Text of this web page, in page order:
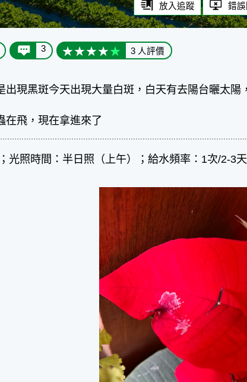
放入追蹤 錯
3 3 人評價
出現黑斑今天出現大量白斑，白天有去陽台曬太
在飛，現在拿進來了
光照時間：半日照（上午）；給水頻率：1次/2-3